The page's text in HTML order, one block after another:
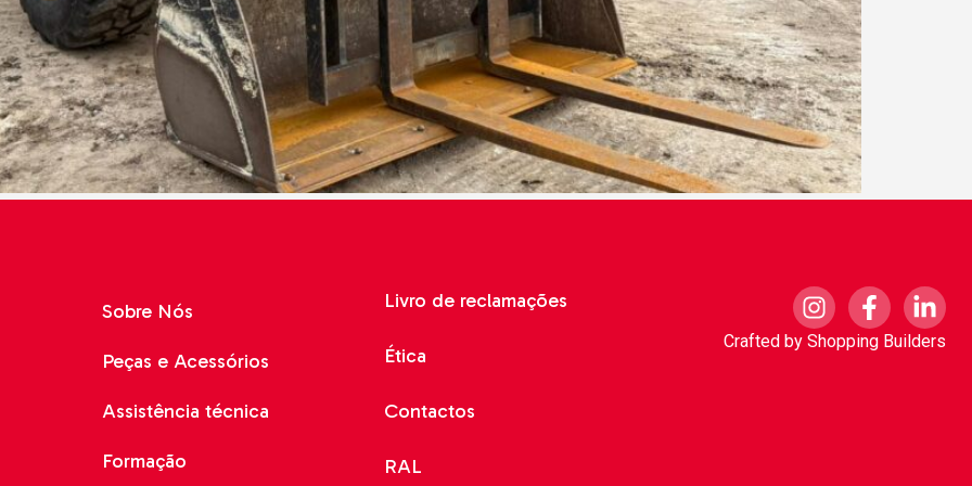
Gama
Solo e
o Terreno
Sobre Nós
Peças e Acessórios
Assistência técnica
Formação
Livro de reclamações
Ética
Contactos
RAL
Crafted by Shopping Builders